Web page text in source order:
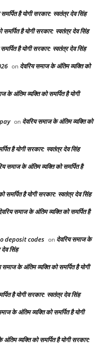
है योगी सरकार: स्वतंत्र देव सिंह
है योगी सरकार: स्वतंत्र देव सिंह
है योगी सरकार: स्वतंत्र देव सिंह
on देवरिय समाज के अंतिम व्यक्ति को
के अंतिम व्यक्ति को समर्पित है योगी
on देवरिय समाज के अंतिम व्यक्ति को
है योगी सरकार: स्वतंत्र देव सिंह
समाज के अंतिम व्यक्ति को समर्पित है
समर्पित है योगी सरकार: स्वतंत्र देव सिंह
समाज के अंतिम व्यक्ति को समर्पित है
deposit codes on देवरिय समाज के
देव सिंह
समाज के अंतिम व्यक्ति को समर्पित है योगी
है योगी सरकार: स्वतंत्र देव सिंह
के अंतिम व्यक्ति को समर्पित है योगी
व्यक्ति को समर्पित है योगी सरकार: